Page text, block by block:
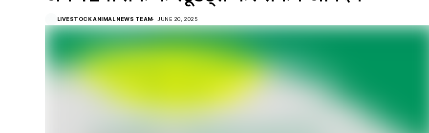
LIVESTOCK ANIMAL NEWS TEAM JUNE 20, 2025